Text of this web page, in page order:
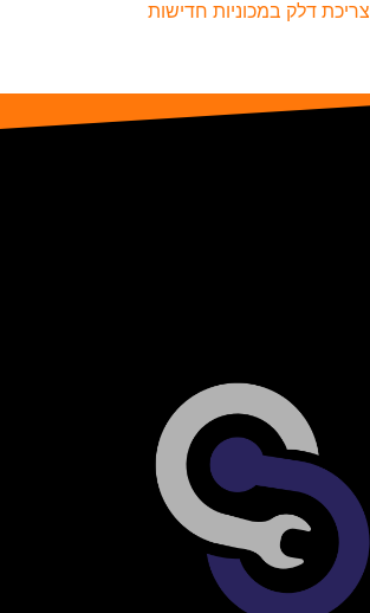
צריכת דלק במכוניות חדישות